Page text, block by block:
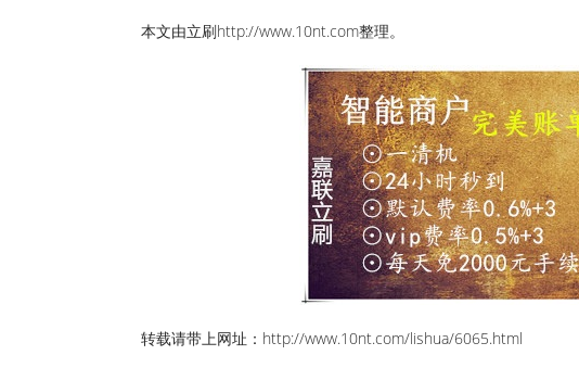
本文由立刷http://www.10nt.com整理。
转载请带上网址：http://www.10nt.com/lishua/6065.html